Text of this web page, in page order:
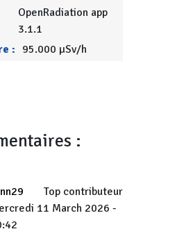
OpenRadiation app
3.1.1
:
95.000 µSv/h
:
Top contributeur
11 March 2026 -